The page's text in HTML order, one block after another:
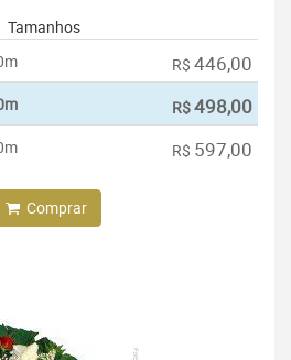
Tamanhos
R$ 446,00
R$498,00
R$ 597,00
Comprar